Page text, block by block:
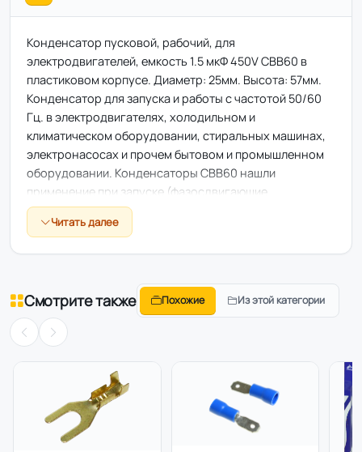
Конденсатор пусковой, рабочий, для
электродвигателей, емкость 1.5 мкФ 450V CBB60 в
пластиковом корпусе. Диаметр: 25мм. Высота: 57мм.
Конденсатор для запуска и работы с частотой 50/60
Гц. в электродвигателях, холодильном и
климатическом оборудовании, стиральных машинах,
электронасосах и прочем бытовом и промышленном
оборудовании. Конденсаторы CBB60 нашли
применение при запуске (фазосдвигающие
конденсаторы) и работе асинхронных
электродвигателей, компрессоров холодильного
конденсаторов в стиральных и моющих машинах,
электробытовой технике, электронасосах, а также в
различных машинах и агрегатах промышленного типа.
Характеристики: Емкость: от 1 до 150 мкф
(Микрофарад) Напряжение: 450V ( Вольт)
Номинальная частота: 50/60Hz Допустимое
отклонение ёмкости: 5% Контакты подключения: 2
колодки по 2 контакта Крепление: Болт + гайка на
корпус
Читать далее
Смотрите также Похожие Из этой категории